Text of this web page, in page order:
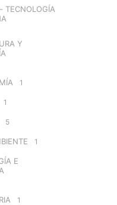
TECNOLOGÍA
Y
1
1
5
1
E
1